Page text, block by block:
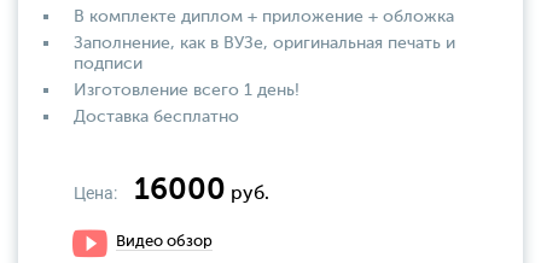
В комплекте диплом + приложение + обложка
Заполнение, как в ВУЗе, оригинальная печать и
подписи
Изготовление всего 1 день!
Доставка бесплатно
Цена: 16000 руб.
Видео обзор